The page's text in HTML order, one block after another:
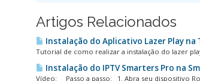
Artigos Relacionados
Instalação do Aplicativo Lazer Play na
Tutorial de como realizar a instalação do lazer
Instalação do IPTV Smarters Pro na
Vídeo: Passo a passo: 1. Abra seu dispositivo